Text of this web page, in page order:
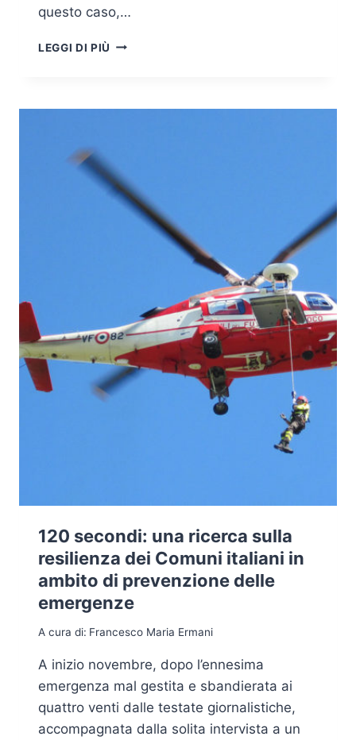
questo caso,…
LEGGI DI PIÙ SAFETY,
LA
120 secondi: una ricerca sulla
resilienza dei Comuni italiani in
ambito di prevenzione delle
emergenze
A cura di: Francesco Maria Ermani
A inizio novembre, dopo l’ennesima
emergenza mal gestita e sbandierata ai
quattro venti dalle testate giornalistiche,
accompagnata dalla solita intervista a un